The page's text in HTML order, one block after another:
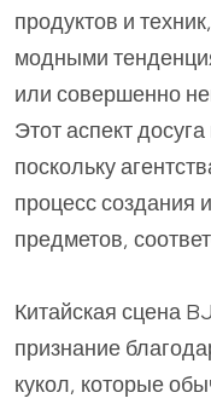
продуктов и
модными
или совершенно
Этот аспект
поскольку
процесс создания
предметов,
Китайская сцена
признание
кукол, которые